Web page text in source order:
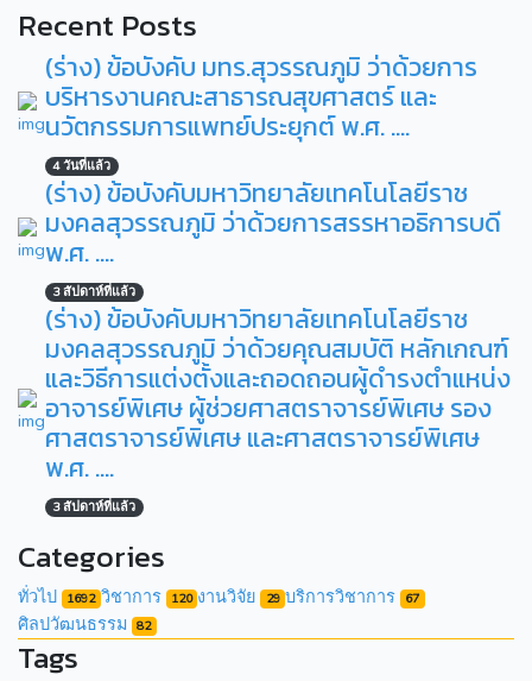
Recent Posts
(ร่าง) ข้อบังคับ มทร.สุวรรณภูมิ ว่าด้วยการ
บริหารงานคณะสาธารณสุขศาสตร์ และ
นวัตกรรมการแพทย์ประยุกต์ พ.ศ. ....
4 วันที่แล้ว
(ร่าง) ข้อบังคับมหาวิทยาลัยเทคโนโลยีราช
มงคลสุวรรณภูมิ ว่าด้วยการสรรหาอธิการบดี
พ.ศ. ....
3 สัปดาห์ที่แล้ว
(ร่าง) ข้อบังคับมหาวิทยาลัยเทคโนโลยีราช
มงคลสุวรรณภูมิ ว่าด้วยคุณสมบัติ หลักเกณฑ์
และวิธีการแต่งตั้งและถอดถอนผู้ดำรงตำแหน่ง
อาจารย์พิเศษ ผู้ช่วยศาสตราจารย์พิเศษ รอง
ศาสตราจารย์พิเศษ และศาสตราจารย์พิเศษ
พ.ศ. ….
3 สัปดาห์ที่แล้ว
Categories
ทั่วไป 1692 วิชาการ 120 งานวิจัย 29 บริการวิชาการ 67
ศิลปวัฒนธรรม 82
Tags